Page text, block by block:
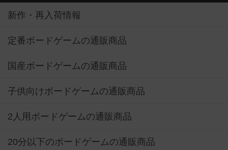
新作・再入荷情報
定番ボードゲームの通販商品
国産ボードゲームの通販商品
子供向けボードゲームの通販商品
2人用ボードゲームの通販商品
20分以下のボードゲームの通販商品